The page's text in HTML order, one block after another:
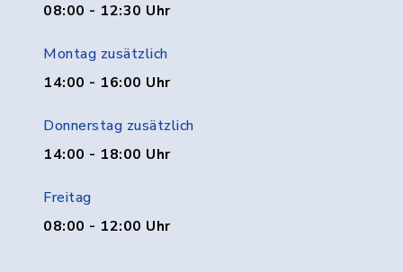
08:00 - 12:30 Uhr
Montag zusätzlich
14:00 - 16:00 Uhr
Donnerstag zusätzlich
14:00 - 18:00 Uhr
Freitag
08:00 - 12:00 Uhr